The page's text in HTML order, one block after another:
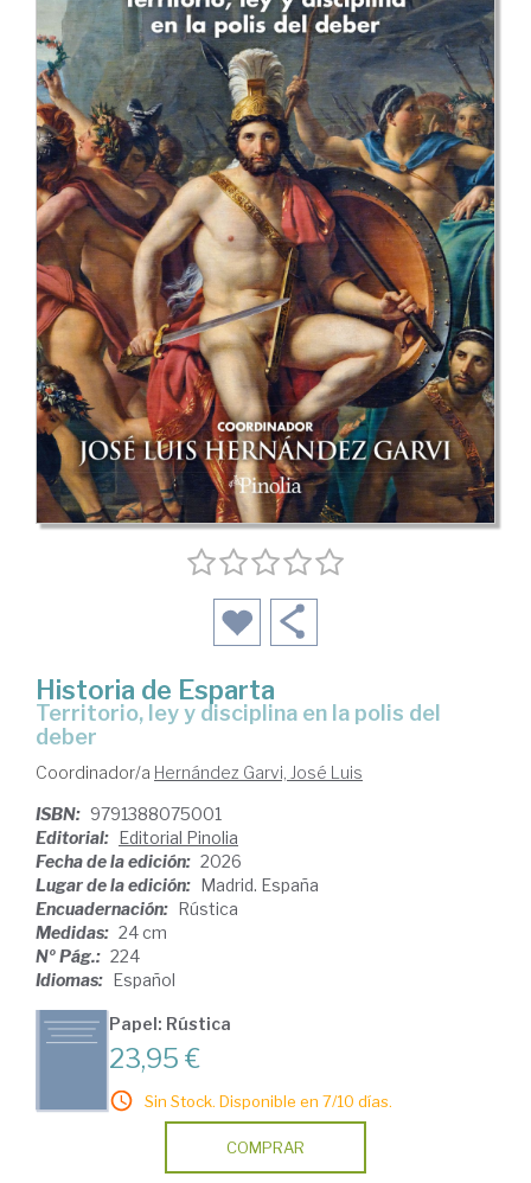
Historia de Esparta
Territorio, ley y disciplina en la polis del
deber
Coordinador/a Hernández Garvi, José Luis
ISBN: 9791388075001
Editorial: Editorial Pinolia
Fecha de la edición: 2026
Lugar de la edición: Madrid. España
Encuadernación: Rústica
Medidas: 24 cm
Nº Pág.: 224
Idiomas: Español
Papel: Rústica
23,95 €
Sin Stock. Disponible en 7/10 días.
COMPRAR